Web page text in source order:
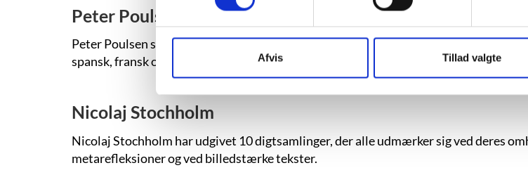
Afvis Tillad valgte
Peter Poulsen
Peter Poulsen skrev sig ind i 1960’ernes modernisme og skrev frem til sin død
spansk, fransk og portugisisk og formidlede i flere år litteratur til både børn og
Nicolaj Stochholm
Nicolaj Stochholm har udgivet 10 digtsamlinger, der alle udmærker sig ved deres
metarefleksioner og ved billedstærke tekster.